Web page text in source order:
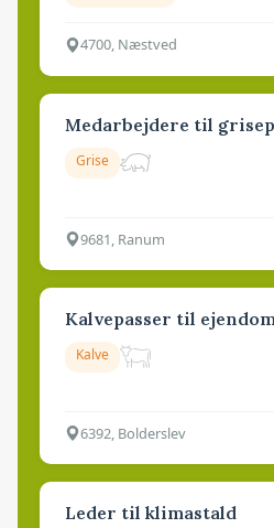
4700, Næstved
Medarbejdere til
Grise
9681, Ranum
Kalvepasser til
Kalve
6392, Bolderslev
Leder til klimastald